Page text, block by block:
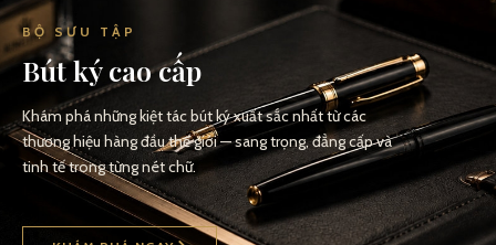
BỘ SƯU TẬP
Bút ký cao cấp
Khám phá những kiệt tác bút ký xuất sắc nhất từ các
thương hiệu hàng đầu thế giới — sang trọng, đẳng cấp và
tinh tế trong từng nét chữ.